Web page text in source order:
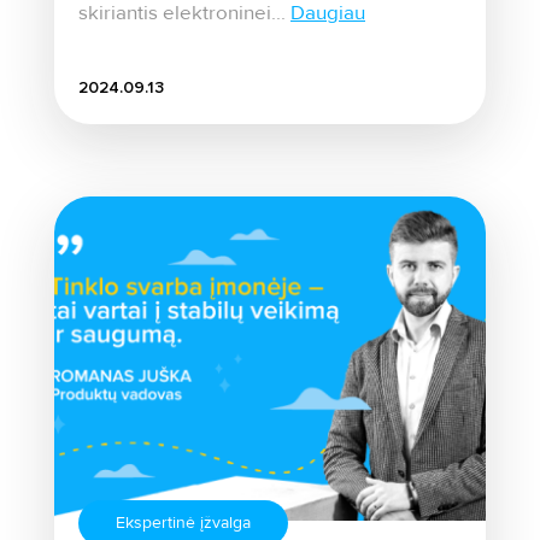
skiriantis elektroninei... Daugiau
2024.09.13
Ekspertinė įžvalga